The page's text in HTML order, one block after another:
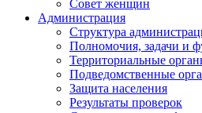
Совет женщин
Администрация
Структура
Полномочия, задачи и
Территориальные
Подведомственные
Защита населения
Результаты проверок